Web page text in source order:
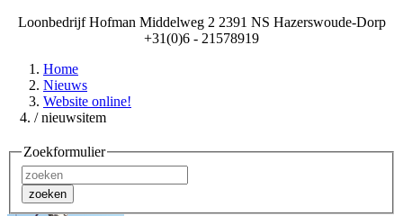
Loonbedrijf Hofman Middelweg 2 2391 NS Hazerswoude-Dorp
+31(0)6 - 21578919
Home
Nieuws
Website online!
/ nieuwsitem
Zoekformulier
zoeken